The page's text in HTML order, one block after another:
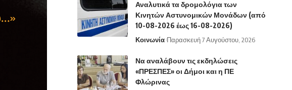
Αναλυτικά τα δρομολόγια των
Κινητών Αστυνομικών Μονάδων (από
10-08-2026 έως 16-08-2026)
Κοινωνία Παρασκευή 7 Αυγούστου, 2026
Να αναλάβουν τις εκδηλώσεις
«ΠΡΕΣΠΕΣ» οι Δήμοι και η ΠΕ
Φλώρινας